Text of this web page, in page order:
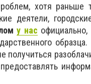
хотя раньше
деятели,
у нас